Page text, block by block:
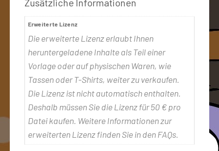
Zusätzliche Informationen
Erweiterte Lizenz
Die erweiterte Lizenz erlaubt Ihnen
heruntergeladene Inhalte als Teil einer
Vorlage oder auf physischen Waren, wie
Tassen oder T-Shirts, weiter zu verkaufen.
Die Lizenz ist nicht automatisch enthalten.
Deshalb müssen Sie die Lizenz für 50 € pro
Datei kaufen. Weitere Informationen zur
erweiterten Lizenz finden Sie in den FAQs.